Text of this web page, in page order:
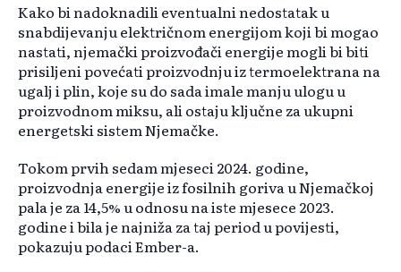
Kako bi nadoknadili eventualni nedostatak u
snabdijevanju električnom energijom koji bi mogao
nastati, njemački proizvođači energije mogli bi biti
prisiljeni povećati proizvodnju iz termoelektrana na
ugalj i plin, koje su do sada imale manju ulogu u
proizvodnom miksu, ali ostaju ključne za ukupni
energetski sistem Njemačke.
Tokom prvih sedam mjeseci 2024. godine,
proizvodnja energije iz fosilnih goriva u Njemačkoj
pala je za 14,5% u odnosu na iste mjesece 2023.
godine i bila je najniža za taj period u povijesti,
pokazuju podaci Ember-a.